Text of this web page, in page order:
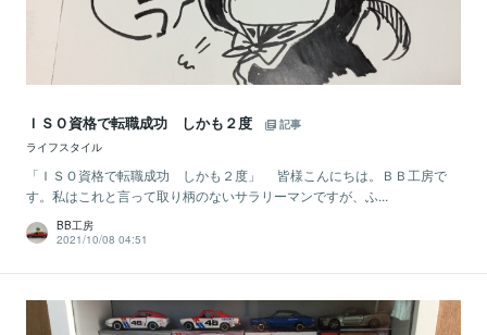
ＩＳＯ資格で転職成功 しかも２度
記事
ライフスタイル
「ＩＳＯ資格で転職成功 しかも２度」 皆様こんにちは。ＢＢ工房で
す。私はこれと言って取り柄のないサラリーマンですが、ふ...
BB工房
2021/10/08 04:51